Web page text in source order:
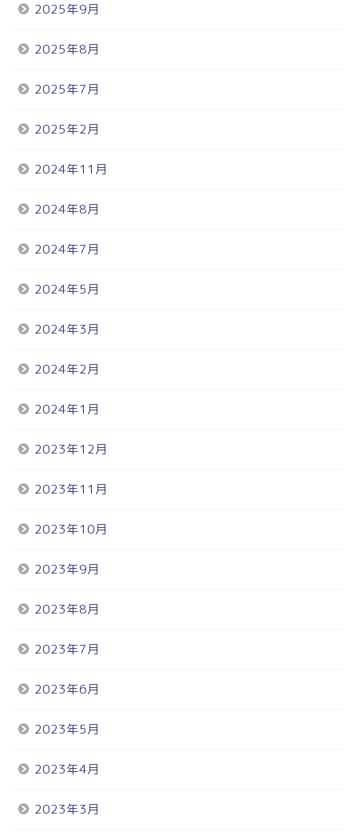
2025年9月
2025年8月
2025年7月
2025年2月
2024年11月
2024年8月
2024年7月
2024年5月
2024年3月
2024年2月
2024年1月
2023年12月
2023年11月
2023年10月
2023年9月
2023年8月
2023年7月
2023年6月
2023年5月
2023年4月
2023年3月